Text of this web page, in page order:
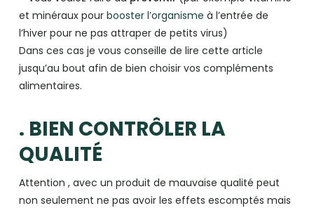
et minéraux pour booster l’organisme à l’entrée de
l’hiver pour ne pas attraper de petits virus)
Dans ces cas je vous conseille de lire cette article
jusqu’au bout afin de bien choisir vos compléments
alimentaires.
. BIEN CONTRÔLER LA
QUALITÉ
Attention , avec un produit de mauvaise qualité peut
non seulement ne pas avoir les effets escomptés mais